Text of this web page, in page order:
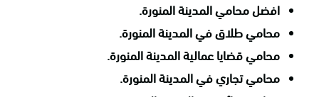
افضل محامي المدينة المنورة.
محامي طلاق في المدينة المنورة.
محامي قضايا عمالية المدينة المنورة.
محامي تجاري في المدينة المنورة.